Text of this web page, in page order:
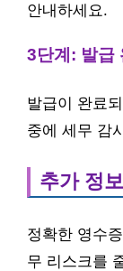
안내하세요.
3단계: 발급
발급이 완료
중에 세무 감
추가 정보
정확한 영수
무 리스크를